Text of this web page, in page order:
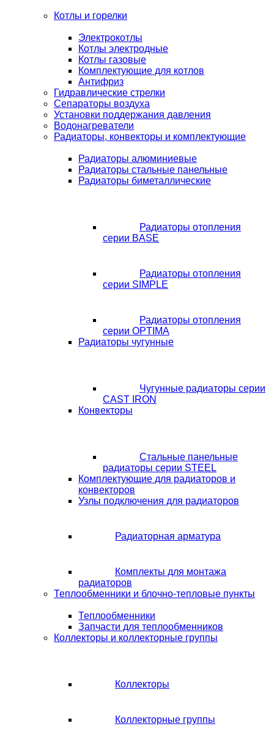
Котлы и горелки
Электрокотлы
Котлы электродные
Котлы газовые
Комплектующие для котлов
Антифриз
Гидравлические стрелки
Сепараторы воздуха
Установки поддержания давления
Водонагреватели
Радиаторы, конвекторы и комплектующие
Радиаторы алюминиевые
Радиаторы стальные панельные
Радиаторы биметаллические
Радиаторы отопления
серии BASE
Радиаторы отопления
серии SIMPLE
Радиаторы отопления
серии OPTIMA
Радиаторы чугунные
Чугунные радиаторы серии
CAST IRON
Конвекторы
Стальные панельные
радиаторы серии STEEL
Комплектующие для радиаторов и
конвекторов
Узлы подключения для радиаторов
Радиаторная арматура
Комплекты для монтажа
радиаторов
Теплообменники и блочно-тепловые пункты
Теплообменники
Запчасти для теплообменников
Коллекторы и коллекторные группы
Коллекторы
Коллекторные группы